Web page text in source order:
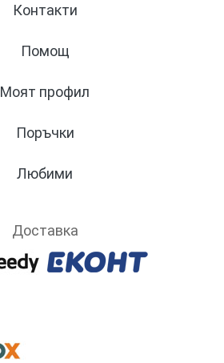
Контакти
Помощ
Моят профил
Поръчки
Любими
Доставка